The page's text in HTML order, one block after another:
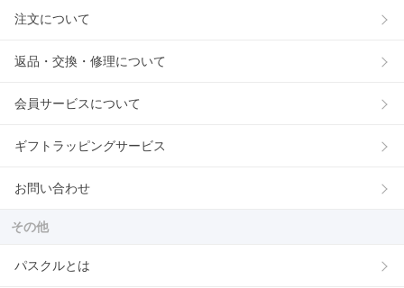
注文について
返品・交換・修理について
会員サービスについて
ギフトラッピングサービス
お問い合わせ
その他
パスクルとは